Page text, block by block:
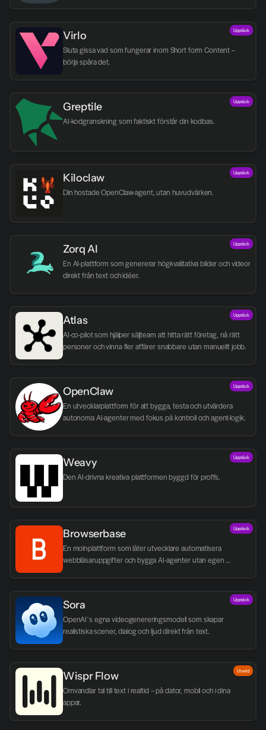
Virlo
Sluta gissa vad som fungerar inom Short form Content –
börja spåra det.
Upptäck
Greptile
AI-kodgranskning som faktiskt förstår din kodbas.
Upptäck
Kiloclaw
Din hostade OpenClaw-agent, utan huvudvärken.
Upptäck
Zorq AI
En AI-plattform som genererar högkvalitativa bilder och videor
direkt från text och idéer.
Upptäck
Atlas
AI-co-pilot som hjälper säljteam att hitta rätt företag, nå rätt
personer och vinna fler affärer snabbare utan manuellt jobb.
Upptäck
OpenClaw
En utvecklarplattform för att bygga, testa och utvärdera
autonoma AI-agenter med fokus på kontroll och agent-logik.
Upptäck
Weavy
Den AI-drivna kreativa plattformen byggd för proffs.
Upptäck
Browserbase
En molnplattform som låter utvecklare automatisera
webbläsaruppgifter och bygga AI-agenter utan egen
Upptäck
Sora
OpenAI´s egna videogenereringsmodell som skapar
realistiska scener, dialog och ljud direkt från text.
Upptäck
Wispr Flow
Omvandlar tal till text i realtid – på dator, mobil och i dina
appar.
Utvald